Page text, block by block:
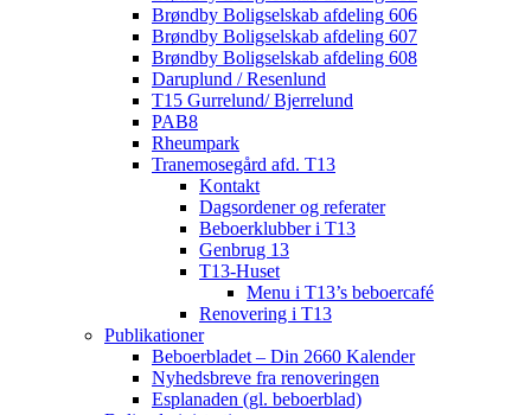
Brøndby Boligselskab afdeling 606
Brøndby Boligselskab afdeling 607
Brøndby Boligselskab afdeling 608
Daruplund / Resenlund
T15 Gurrelund/ Bjerrelund
PAB8
Rheumpark
Tranemosegård afd. T13
Kontakt
Dagsordener og referater
Beboerklubber i T13
Genbrug 13
T13-Huset
Menu i T13’s beboercafé
Renovering i T13
Publikationer
Beboerbladet – Din 2660 Kalender
Nyhedsbreve fra renoveringen
Esplanaden (gl. beboerblad)